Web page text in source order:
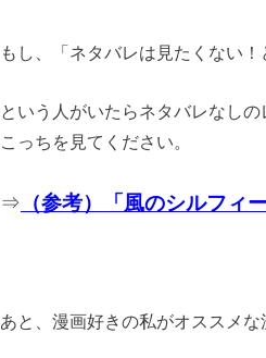
もし、「ネタバレは見たくない
という人がいたらネタバレなし
こっちを見てください。
⇒ （参考）「風のシルフィ
あと、漫画好きの私がオススメ